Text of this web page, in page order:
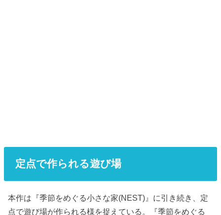
定点で作られる遊び場
本作は『季節をめぐる小さな家(NEST)』に引き続き、定
点で遊び場が作られる様を捉えている。『季節をめぐる